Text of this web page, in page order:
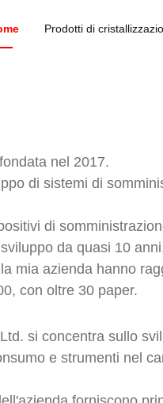
Prodotti di
nel 2017.
di sistemi di
di
da quasi 10
mia azienda hanno
con oltre 30 paper.
si concentra sullo
e strumenti nel